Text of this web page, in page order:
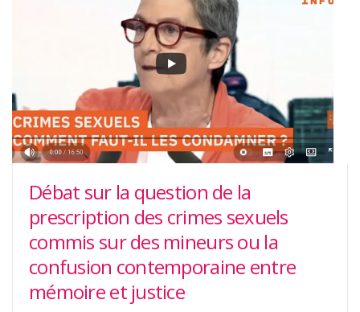
Débat sur la question de la
prescription des crimes sexuels
commis sur des mineurs ou la
confusion contemporaine entre
mémoire et justice